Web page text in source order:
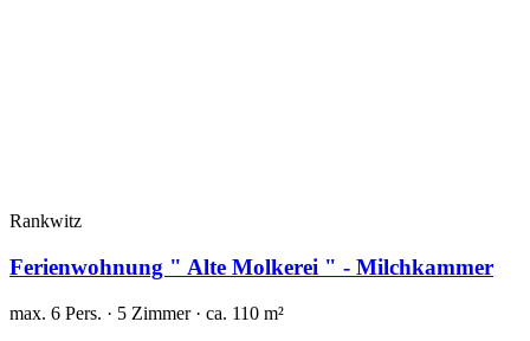
Rankwitz
Ferienwohnung " Alte Molkerei " - Milchkammer
max. 6 Pers. · 5 Zimmer · ca. 110 m²